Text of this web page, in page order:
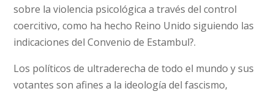
sobre la violencia psicológica a través del control
coercitivo, como ha hecho Reino Unido siguiendo las
indicaciones del Convenio de Estambul?.
Los políticos de ultraderecha de todo el mundo y sus
votantes son afines a la ideología del fascismo,